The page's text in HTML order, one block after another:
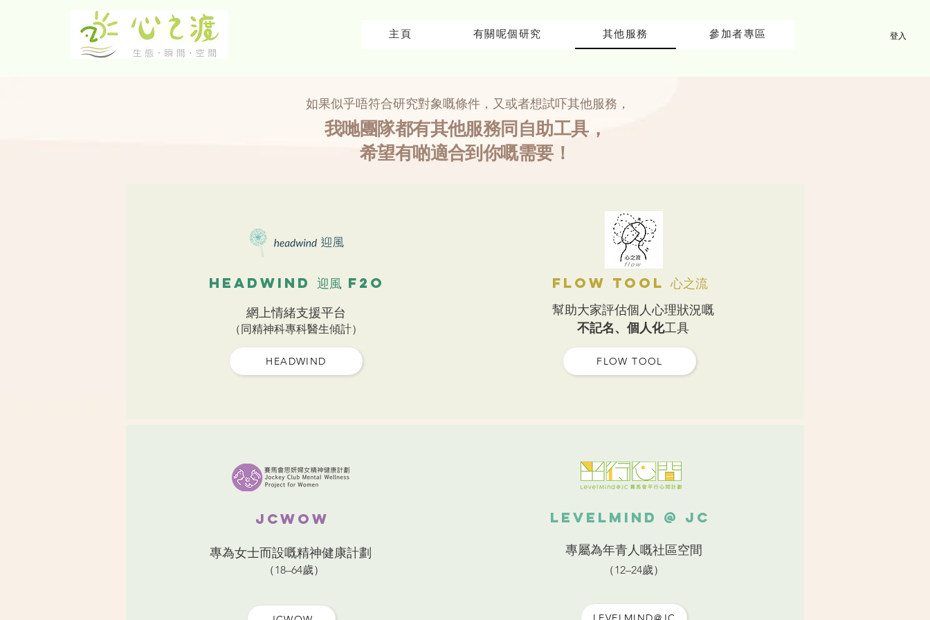
主頁 有關呢個研究 其他服務 參加者專區 登入
如果似乎唔符合研究對象嘅條件，又或者想試吓其他服務，
我哋團隊都有其他服務同自助工具，
希望有啲適合到你嘅需要！
（同精神科專科醫生傾計）
headwind 迎風 F2o
網上情緒支援平台
HEADWIND
Flow TOol 心之流
幫助大家評估個人心理狀況嘅
不記名、個人化工具
FLOW TOOL
LevelMind @ JC
專屬為年青人嘅社區空間
（12–24歲）
JCWOW
專為女士而設嘅精神健康計劃
（18–64歲）